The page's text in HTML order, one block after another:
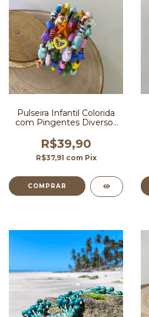
Pulseira Infantil Colorida
com Pingentes Diversos
R$39,90
R$37,91 com Pix